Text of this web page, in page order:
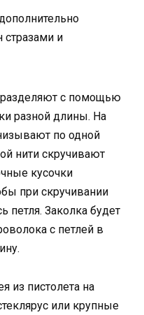
стразами и
с помощью
разной длины. На
по одной
нити скручивают
кусочки
при скручивании
петля. Заколка будет
с петлей в
из пистолета на
или крупные